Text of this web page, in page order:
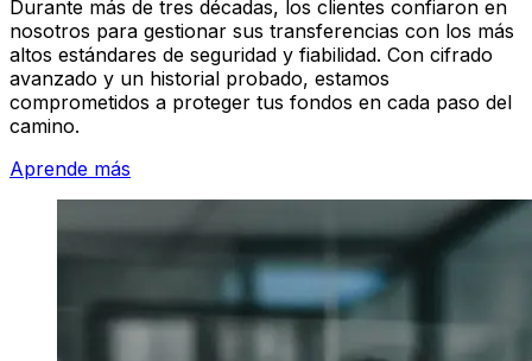
Durante más de tres décadas, los clientes confiaron en
nosotros para gestionar sus transferencias con los más
altos estándares de seguridad y fiabilidad. Con cifrado
avanzado y un historial probado, estamos
comprometidos a proteger tus fondos en cada paso del
camino.
Aprende más